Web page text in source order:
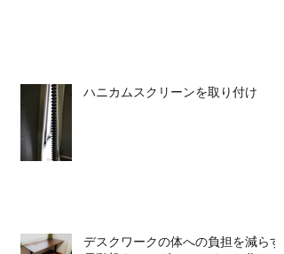
ハニカムスクリーンを取り付け
デスクワークの体への負担を減らす